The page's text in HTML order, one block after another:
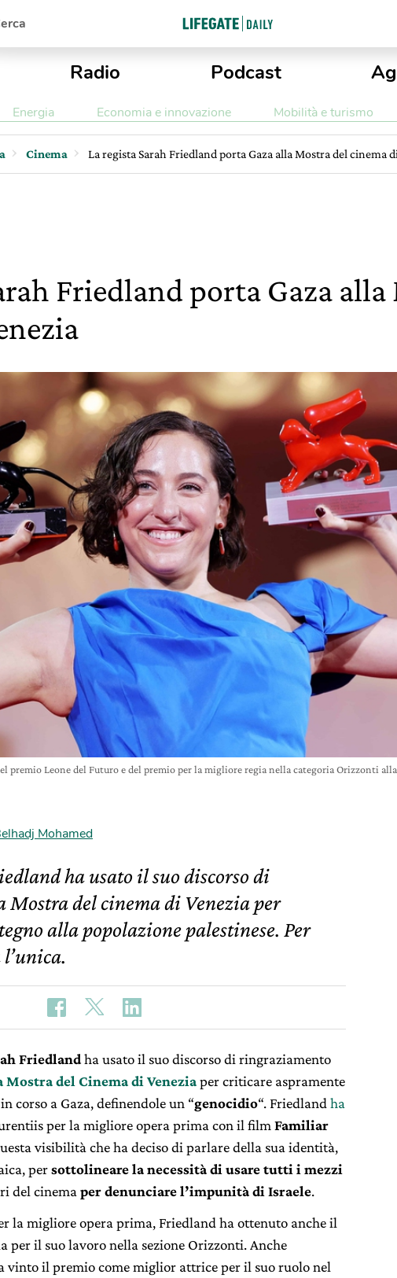
Radio Podcast
Energia Economia e innovazione Mobilità e turismo
Cinema La regista Sarah Friedland porta Gaza alla Mostra del cinema
Friedland porta Gaza
premio Leone del Futuro e del premio per la migliore regia nella categoria Orizzonti
Mohamed
ha usato il suo discorso di
del cinema di Venezia per
alla popolazione palestinese. Per
Friedlandha usato il suo discorso di ringraziamento
Mostra del Cinema di Veneziaper criticare aspramente
corso a Gaza, definendole un “genocidio“. Friedland ha
per la migliore opera prima con il film Familiar
visibilità che ha deciso di parlare della sua identità,
persottolineare la necessità di usare tutti i mezzi
del cinema per denunciare l’impunità di Israele.
la migliore opera prima, Friedland ha ottenuto anche il
per il suo lavoro nella sezione Orizzonti. Anche
vinto il premio come miglior attrice per il suo ruolo nel